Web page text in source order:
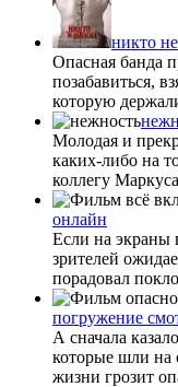
никто
Опасная банда
позабавиться,
которую
Молодая и
каких-либо на
коллегу
онлайн
Если на экраны
зрителей
порадовал
погружение
А сначала
которые шли на
жизни грозит